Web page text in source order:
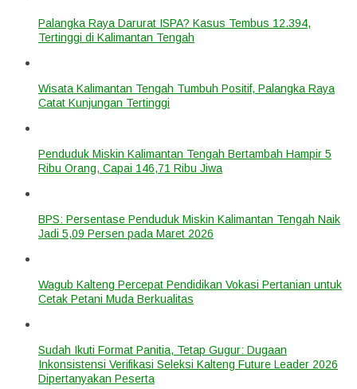
Palangka Raya Darurat ISPA? Kasus Tembus 12.394,
Tertinggi di Kalimantan Tengah
Wisata Kalimantan Tengah Tumbuh Positif, Palangka Raya
Catat Kunjungan Tertinggi
Penduduk Miskin Kalimantan Tengah Bertambah Hampir 5
Ribu Orang, Capai 146,71 Ribu Jiwa
BPS: Persentase Penduduk Miskin Kalimantan Tengah Naik
Jadi 5,09 Persen pada Maret 2026
Wagub Kalteng Percepat Pendidikan Vokasi Pertanian untuk
Cetak Petani Muda Berkualitas
Sudah Ikuti Format Panitia, Tetap Gugur: Dugaan
Inkonsistensi Verifikasi Seleksi Kalteng Future Leader 2026
Dipertanyakan Peserta